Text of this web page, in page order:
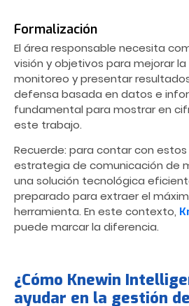
Formalización
El área responsable necesita
visión y objetivos para mejorar
monitoreo y presentar
defensa basada en datos e
fundamental para mostrar en
este trabajo.
Recuerde: para contar con
estrategia de comunicación de
una solución tecnológica
preparado para extraer el
herramienta. En este contexto,
puede marcar la diferencia.
¿Cómo Knewin
ayudar en la gestión